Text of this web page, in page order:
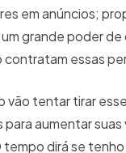
em anúncios;
grande poder
contratam essas
vão tentar tirar
aumentar suas
dirá se tenho